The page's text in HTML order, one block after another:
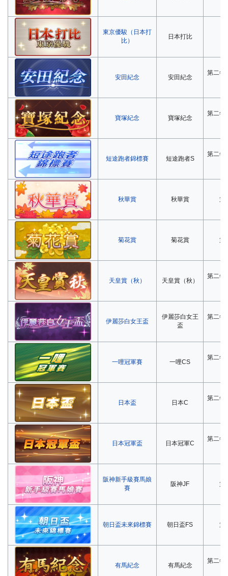
東京優駿（日本打
比）
日本打比
安田紀念 安田紀念
第二年
寶塚紀念 寶塚紀念
第二年
短途跑者錦標賽 短途跑者S
第二年
秋華賞 秋華賞 第
菊花賞 菊花賞 第
天皇賞（秋） 天皇賞（秋）
第二年
伊麗莎白女王盃
伊麗莎白女王
盃
第二年
一哩冠軍賽 一哩CS
第二年
日本盃 日本C
第二年
日本冠軍盃 日本冠軍C
第二年
阪神新手級賽馬娘
賽
阪神JF 第
朝日盃未來錦標賽 朝日盃FS 第
有馬紀念 有馬紀念
第二年